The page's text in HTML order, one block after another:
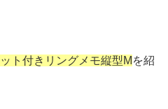
ト付きリングメモ縦型M を紹